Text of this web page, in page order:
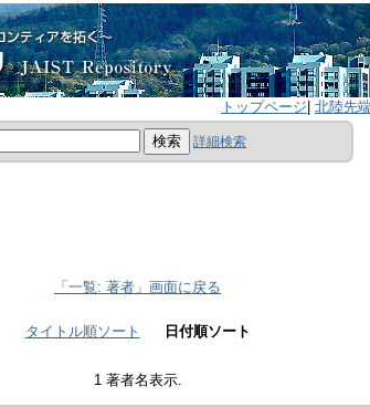
トップページ 北陸先
詳細検索
「一覧: 著者」画面に戻る
タイトル順ソート 日付順ソート
1 著者名表示.